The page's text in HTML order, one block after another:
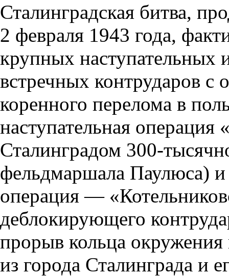
Сталинградская битва,
2 февраля 1943 года,
крупных наступательных
встречных контрударов с
коренного перелома в
наступательная
Сталинградом 300-
фельдмаршала Паулюса)
операция —
деблокирующего
прорыв кольца
из города Сталинграда и